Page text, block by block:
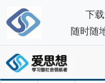
下
随时随